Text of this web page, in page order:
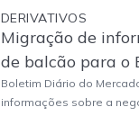
DERIVATIVOS
Migração de
de balcão para o
Mercado no Site
Boletim Diário do
informações sobre a